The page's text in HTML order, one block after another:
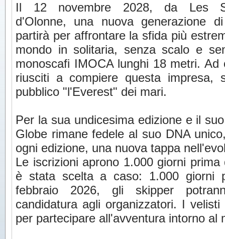
Il 12 novembre 2028, da Les
d'Olonne, una nuova generazione
partirà per affrontare la sfida più
mondo in solitaria, senza scalo e
monoscafi IMOCA lunghi 18 metri.
riusciti a compiere questa impresa,
pubblico "l'Everest" dei mari.
Per la sua undicesima edizione e il
Globe rimane fedele al suo DNA
ogni edizione, una nuova tappa
Le iscrizioni aprono 1.000 giorni
è stata scelta a caso: 1.000 giorni
febbraio 2026, gli skipper
candidatura agli organizzatori. I
per partecipare all'avventura intorno al